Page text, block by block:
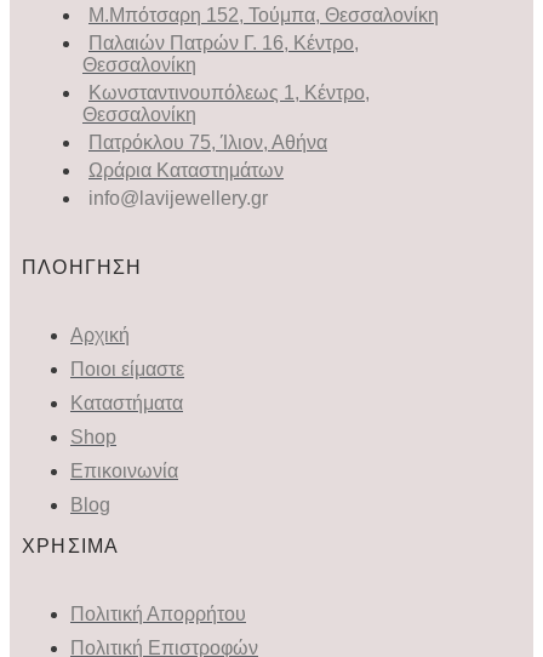
Μ.Μπότσαρη 152, Τούμπα, Θεσσαλονίκη
Παλαιών Πατρών Γ. 16, Κέντρο,
Θεσσαλονίκη
Κωνσταντινουπόλεως 1, Κέντρο,
Θεσσαλονίκη
Πατρόκλου 75, Ίλιον, Αθήνα
Ωράρια Καταστημάτων
info@lavijewellery.gr
ΠΛΟΗΓΗΣΗ
Αρχική
Ποιοι είμαστε
Καταστήματα
Shop
Επικοινωνία
Blog
ΧΡΗΣΙΜΑ
Πολιτική Απορρήτου
Πολιτική Επιστροφών